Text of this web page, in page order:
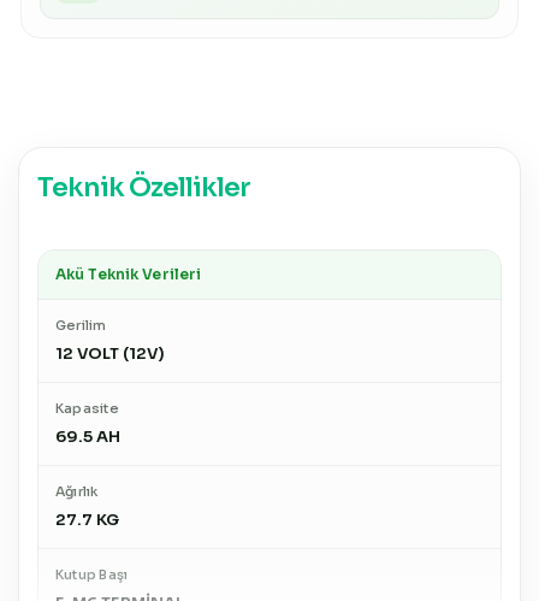
Teknik Özellikler
Akü Teknik Verileri
Gerilim
12 VOLT (12V)
Kapasite
69.5 AH
Ağırlık
27.7 KG
Kutup Başı